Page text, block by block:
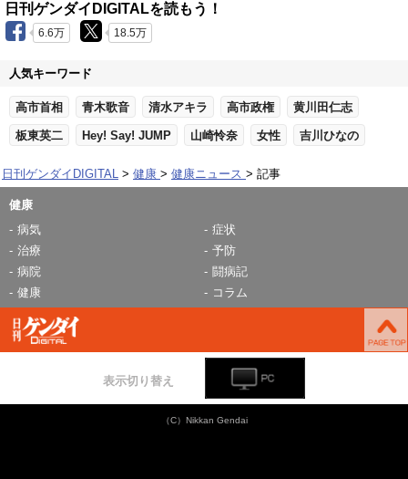
日刊ゲンダイDIGITALを読もう！
6.6万 18.5万
人気キーワード
高市首相 青木歌音 清水アキラ 高市政権 黄川田仁志
板東英二 Hey! Say! JUMP 山崎怜奈 女性 吉川ひなの
日刊ゲンダイDIGITAL 健康 健康ニュース 記事
健康
病気
症状
治療
予防
病院
闘病記
健康
コラム
表示切り替え
（C）Nikkan Gendai